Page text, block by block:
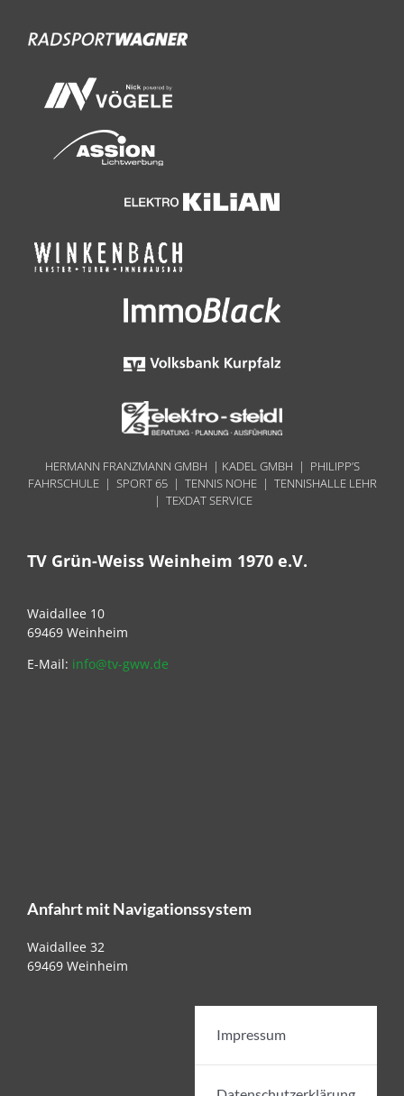
HERMANN FRANZMANN GMBH | KADEL GMBH | PHILIPP’S
FAHRSCHULE | SPORT 65 | TENNIS NOHE | TENNISHALLE LEHR
| TEXDAT SERVICE
TV Grün-Weiss Weinheim 1970 e.V.
Waidallee 10
69469 Weinheim
E-Mail: info@tv-gww.de
Anfahrt mit Navigationssystem
Waidallee 32
69469 Weinheim
Impressum